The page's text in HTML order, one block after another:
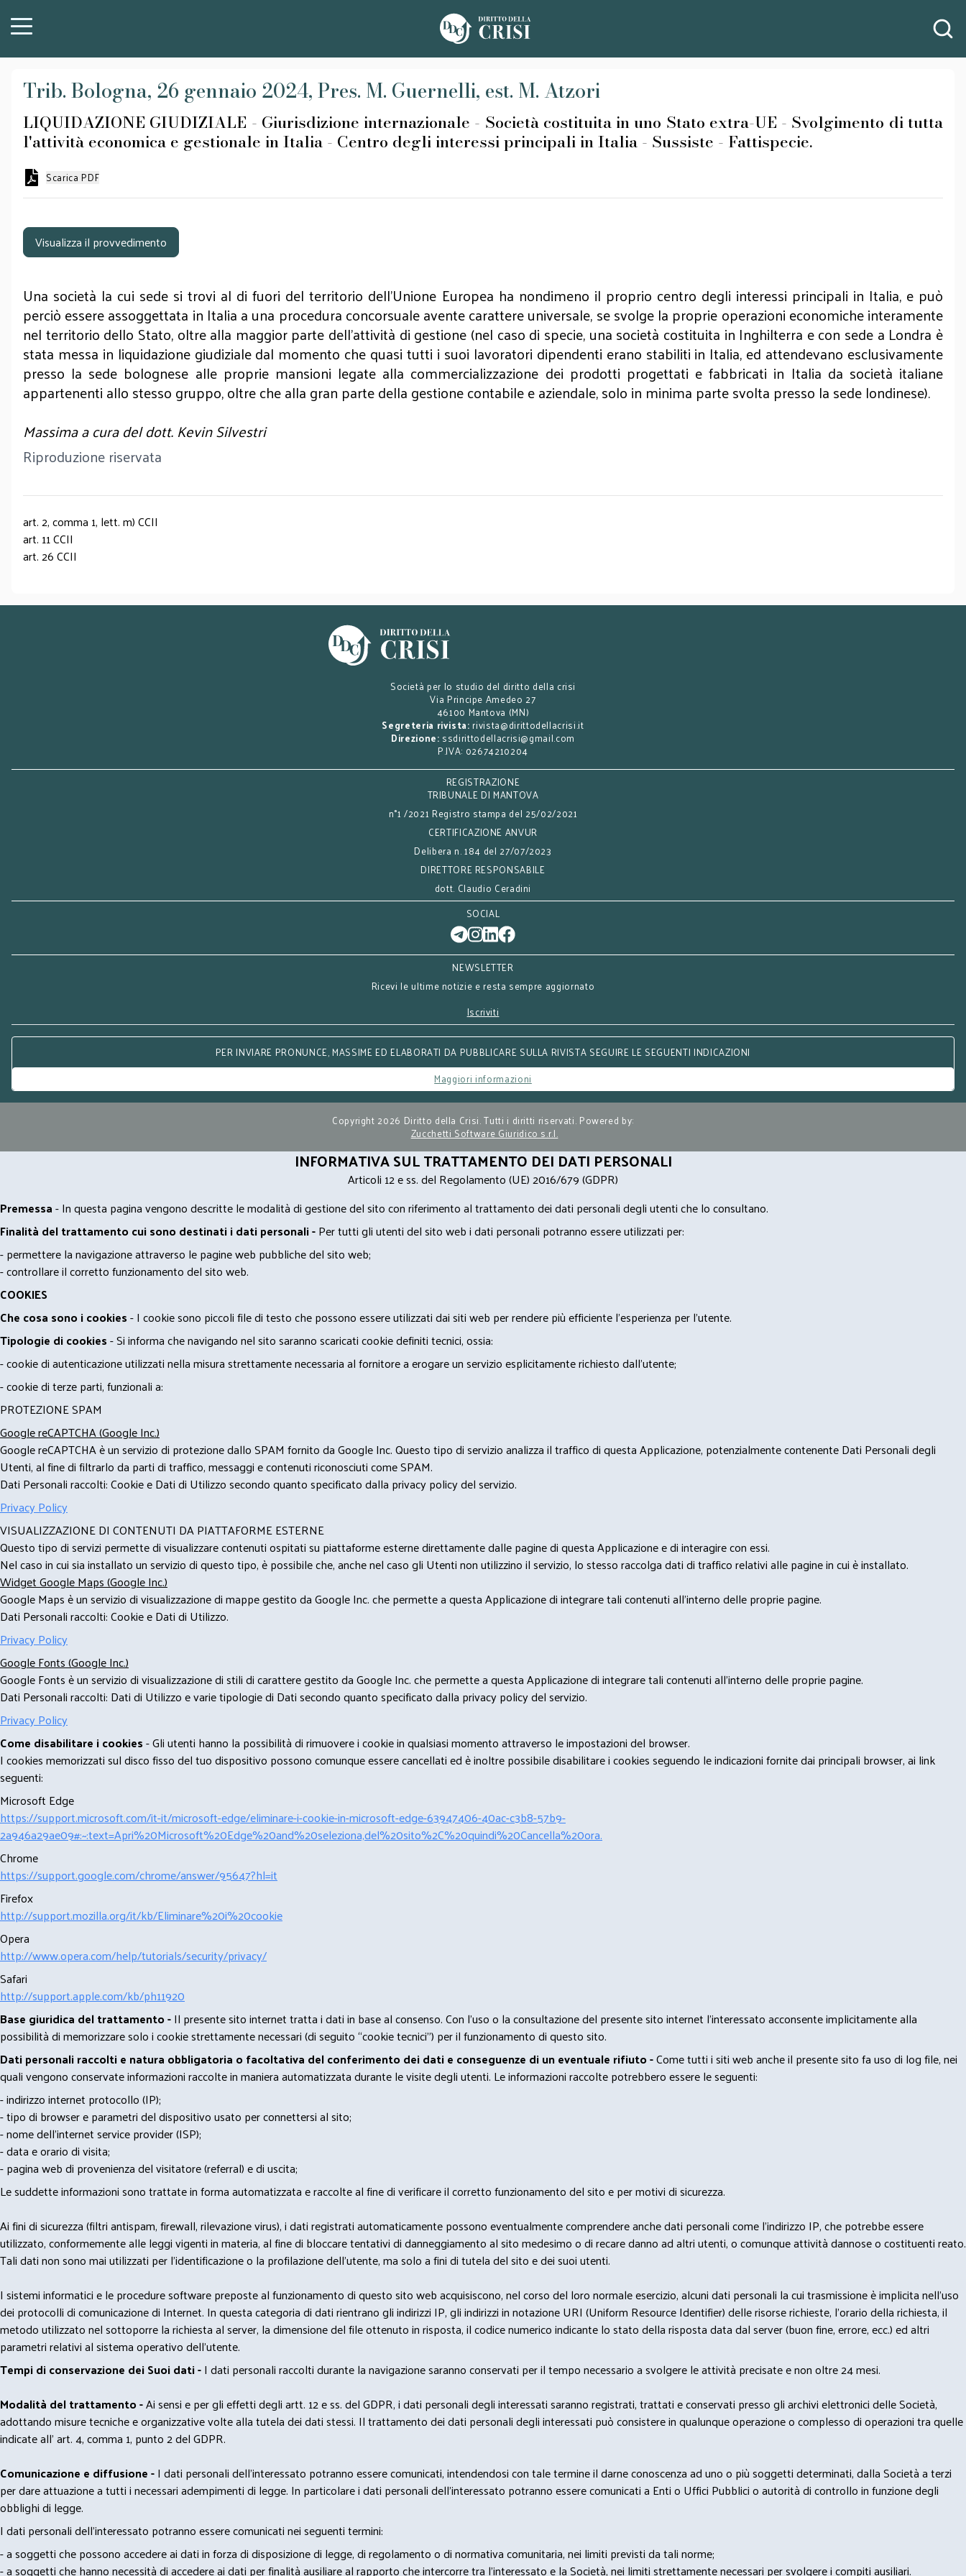
Trib. Bologna, 26 gennaio 2024, Pres. M. Guernelli, est. M. Atzori
LIQUIDAZIONE GIUDIZIALE - Giurisdizione internazionale - Società costituita in uno Stato extra-UE - Svolgimento di tutta
l'attività economica e gestionale in Italia - Centro degli interessi principali in Italia - Sussiste - Fattispecie.
Scarica PDF
Visualizza il provvedimento
Una società la cui sede si trovi al di fuori del territorio dell'Unione Europea ha nondimeno il proprio centro degli interessi principali in Italia, e può
perciò essere assoggettata in Italia a una procedura concorsuale avente carattere universale, se svolge la proprie operazioni economiche interamente
nel territorio dello Stato, oltre alla maggior parte dell'attività di gestione (nel caso di specie, una società costituita in Inghilterra e con sede a Londra è
stata messa in liquidazione giudiziale dal momento che quasi tutti i suoi lavoratori dipendenti erano stabiliti in Italia, ed attendevano esclusivamente
presso la sede bolognese alle proprie mansioni legate alla commercializzazione dei prodotti progettati e fabbricati in Italia da società italiane
appartenenti allo stesso gruppo, oltre che alla gran parte della gestione contabile e aziendale, solo in minima parte svolta presso la sede londinese).
Massima a cura del dott. Kevin Silvestri
Riproduzione riservata
art. 2, comma 1, lett. m) CCII
art. 11 CCII
art. 26 CCII
Società per lo studio del diritto della crisi
Via Principe Amedeo 27
46100 Mantova (MN)
Segreteria rivista: rivista@dirittodellacrisi.it
Direzione: ssdirittodellacrisi@gmail.com
P.IVA: 02674210204
REGISTRAZIONE
TRIBUNALE DI MANTOVA
n°1 /2021 Registro stampa del 25/02/2021
CERTIFICAZIONE ANVUR
Delibera n. 184 del 27/07/2023
DIRETTORE RESPONSABILE
dott. Claudio Ceradini
SOCIAL
NEWSLETTER
Ricevi le ultime notizie e resta sempre aggiornato
Iscriviti
PER INVIARE PRONUNCE, MASSIME ED ELABORATI DA PUBBLICARE SULLA RIVISTA SEGUIRE LE SEGUENTI INDICAZIONI
Maggiori informazioni
Copyright 2026 Diritto della Crisi. Tutti i diritti riservati. Powered by:
Zucchetti Software Giuridico s.r.l.
INFORMATIVA SUL TRATTAMENTO DEI DATI PERSONALI
Articoli 12 e ss. del Regolamento (UE) 2016/679 (GDPR)
Premessa- In questa pagina vengono descritte le modalità di gestione del sito con riferimento al trattamento dei dati personali degli utenti che lo consultano.
Finalità del trattamento cui sono destinati i dati personali -Per tutti gli utenti del sito web i dati personali potranno essere utilizzati per:
- permettere la navigazione attraverso le pagine web pubbliche del sito web;
- controllare il corretto funzionamento del sito web.
COOKIES
Che cosa sono i cookies- I cookie sono piccoli file di testo che possono essere utilizzati dai siti web per rendere più efficiente l'esperienza per l'utente.
Tipologie di cookies- Si informa che navigando nel sito saranno scaricati cookie definiti tecnici, ossia:
- cookie di autenticazione utilizzati nella misura strettamente necessaria al fornitore a erogare un servizio esplicitamente richiesto dall'utente;
- cookie di terze parti, funzionali a:
PROTEZIONE SPAM
Google reCAPTCHA (Google Inc.)
Google reCAPTCHA è un servizio di protezione dallo SPAM fornito da Google Inc. Questo tipo di servizio analizza il traffico di questa Applicazione, potenzialmente contenente Dati Personali degli
Utenti, al fine di filtrarlo da parti di traffico, messaggi e contenuti riconosciuti come SPAM.
Dati Personali raccolti: Cookie e Dati di Utilizzo secondo quanto specificato dalla privacy policy del servizio.
Privacy Policy
VISUALIZZAZIONE DI CONTENUTI DA PIATTAFORME ESTERNE
Questo tipo di servizi permette di visualizzare contenuti ospitati su piattaforme esterne direttamente dalle pagine di questa Applicazione e di interagire con essi.
Nel caso in cui sia installato un servizio di questo tipo, è possibile che, anche nel caso gli Utenti non utilizzino il servizio, lo stesso raccolga dati di traffico relativi alle pagine in cui è installato.
Widget Google Maps (Google Inc.)
Google Maps è un servizio di visualizzazione di mappe gestito da Google Inc. che permette a questa Applicazione di integrare tali contenuti all'interno delle proprie pagine.
Dati Personali raccolti: Cookie e Dati di Utilizzo.
Privacy Policy
Google Fonts (Google Inc.)
Google Fonts è un servizio di visualizzazione di stili di carattere gestito da Google Inc. che permette a questa Applicazione di integrare tali contenuti all'interno delle proprie pagine.
Dati Personali raccolti: Dati di Utilizzo e varie tipologie di Dati secondo quanto specificato dalla privacy policy del servizio.
Privacy Policy
Come disabilitare i cookies- Gli utenti hanno la possibilità di rimuovere i cookie in qualsiasi momento attraverso le impostazioni del browser.
I cookies memorizzati sul disco fisso del tuo dispositivo possono comunque essere cancellati ed è inoltre possibile disabilitare i cookies seguendo le indicazioni fornite dai principali browser, ai link
seguenti:
Microsoft Edge
https://support.microsoft.com/it-it/microsoft-edge/eliminare-i-cookie-in-microsoft-edge-63947406-40ac-c3b8-57b9-
2a946a29ae09#:~:text=Apri%20Microsoft%20Edge%20and%20seleziona,del%20sito%2C%20quindi%20Cancella%20ora.
Chrome
https://support.google.com/chrome/answer/95647?hl=it
Firefox
http://support.mozilla.org/it/kb/Eliminare%20i%20cookie
Opera
http://www.opera.com/help/tutorials/security/privacy/
Safari
http://support.apple.com/kb/ph11920
Base giuridica del trattamento -Il presente sito internet tratta i dati in base al consenso. Con l'uso o la consultazione del presente sito internet l’interessato acconsente implicitamente alla
possibilità di memorizzare solo i cookie strettamente necessari (di seguito “cookie tecnici”) per il funzionamento di questo sito.
Dati personali raccolti e natura obbligatoria o facoltativa del conferimento dei dati e conseguenze di un eventuale rifiuto -Come tutti i siti web anche il presente sito fa uso di log file, nei
quali vengono conservate informazioni raccolte in maniera automatizzata durante le visite degli utenti. Le informazioni raccolte potrebbero essere le seguenti:
- indirizzo internet protocollo (IP);
- tipo di browser e parametri del dispositivo usato per connettersi al sito;
- nome dell'internet service provider (ISP);
- data e orario di visita;
- pagina web di provenienza del visitatore (referral) e di uscita;
Le suddette informazioni sono trattate in forma automatizzata e raccolte al fine di verificare il corretto funzionamento del sito e per motivi di sicurezza.
Ai fini di sicurezza (filtri antispam, firewall, rilevazione virus), i dati registrati automaticamente possono eventualmente comprendere anche dati personali come l'indirizzo IP, che potrebbe essere
utilizzato, conformemente alle leggi vigenti in materia, al fine di bloccare tentativi di danneggiamento al sito medesimo o di recare danno ad altri utenti, o comunque attività dannose o costituenti reato.
Tali dati non sono mai utilizzati per l'identificazione o la profilazione dell'utente, ma solo a fini di tutela del sito e dei suoi utenti.
I sistemi informatici e le procedure software preposte al funzionamento di questo sito web acquisiscono, nel corso del loro normale esercizio, alcuni dati personali la cui trasmissione è implicita nell'uso
dei protocolli di comunicazione di Internet. In questa categoria di dati rientrano gli indirizzi IP, gli indirizzi in notazione URI (Uniform Resource Identifier) delle risorse richieste, l'orario della richiesta, il
metodo utilizzato nel sottoporre la richiesta al server, la dimensione del file ottenuto in risposta, il codice numerico indicante lo stato della risposta data dal server (buon fine, errore, ecc.) ed altri
parametri relativi al sistema operativo dell'utente.
Tempi di conservazione dei Suoi dati -I dati personali raccolti durante la navigazione saranno conservati per il tempo necessario a svolgere le attività precisate e non oltre 24 mesi.
Modalità del trattamento -Ai sensi e per gli effetti degli artt. 12 e ss. del GDPR, i dati personali degli interessati saranno registrati, trattati e conservati presso gli archivi elettronici delle Società,
adottando misure tecniche e organizzative volte alla tutela dei dati stessi. Il trattamento dei dati personali degli interessati può consistere in qualunque operazione o complesso di operazioni tra quelle
indicate all' art. 4, comma 1, punto 2 del GDPR.
Comunicazione e diffusione -I dati personali dell’interessato potranno essere comunicati, intendendosi con tale termine il darne conoscenza ad uno o più soggetti determinati, dalla Società a terzi
per dare attuazione a tutti i necessari adempimenti di legge. In particolare i dati personali dell’interessato potranno essere comunicati a Enti o Uffici Pubblici o autorità di controllo in funzione degli
obblighi di legge.
I dati personali dell’interessato potranno essere comunicati nei seguenti termini:
- a soggetti che possono accedere ai dati in forza di disposizione di legge, di regolamento o di normativa comunitaria, nei limiti previsti da tali norme;
- a soggetti che hanno necessità di accedere ai dati per finalità ausiliare al rapporto che intercorre tra l’interessato e la Società, nei limiti strettamente necessari per svolgere i compiti ausiliari.